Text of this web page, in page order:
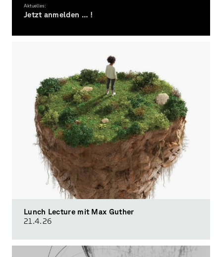
Aktuelles:
Jetzt anmelden … !
Lunch Lecture mit Max Guther
21.4.26